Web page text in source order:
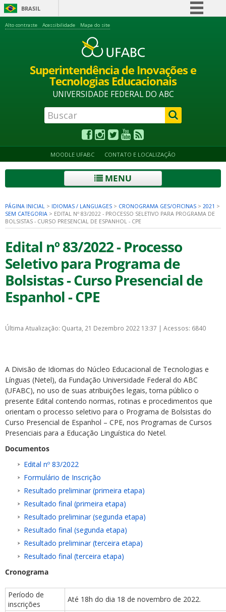
BRASIL
Acesso à informação
Legislação
Canais
Alto contraste Acessibilidade Mapa do site
Superintendência de Inovações e
Tecnologias Educacionais
UNIVERSIDADE FEDERAL DO ABC
MOODLE UFABC CONTATO E LOCALIZAÇÃO
MENU
PÁGINA INICIAL > IDIOMAS / LANGUAGES > CRONOGRAMA GES/OFICINAS > 2021 >
SEM CATEGORIA > EDITAL Nº 83/2022 - PROCESSO SELETIVO PARA PROGRAMA DE
BOLSISTAS - CURSO PRESENCIAL DE ESPANHOL - CPE
Edital nº 83/2022 - Processo
Seletivo para Programa de
Bolsistas - Curso Presencial de
Espanhol - CPE
Última Atualização: Quarta, 21 Dezembro 2022 13:37 | Acessos: 6840
A Divisão de Idiomas do Núcleo Educacional de Tecnologias e
Línguas (Netel), da Fundação Universidade Federal do ABC
(UFABC), no uso de suas atribuições legais, torna público o
presente Edital contendo normas, rotinas e procedimentos que
orientam o processo seletivo para o Programa de Bolsistas do
Curso Presencial de Espanhol – CPE, nos Programas de Cursos
Presenciais para a Educação Linguística do Netel.
Documentos
Edital nº 83/2022
Formulário de Inscrição
Resultado preliminar (primeira etapa)
Resultado final (primeira etapa)
Resultado preliminar (segunda etapa)
Resultado final (segunda etapa)
Resultado preliminar (terceira etapa)
Resultado final (terceira etapa)
Cronograma
Período de
inscrições
Até 18h do dia 18 de novembro de 2022.